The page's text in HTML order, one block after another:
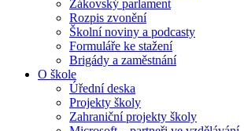
Žákovský parlament
Rozpis zvonění
Školní noviny a podcasty
Formuláře ke stažení
Brigády a zaměstnání
O škole
Úřední deska
Projekty školy
Zahraniční projekty školy